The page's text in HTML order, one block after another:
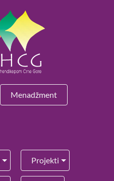
Menadžment
Projekti